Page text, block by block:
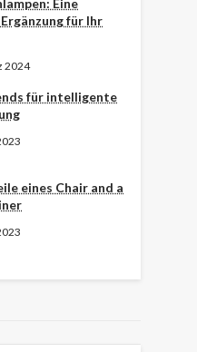
Eine
für Ihr
2024
für intelligente
eines Chair and a